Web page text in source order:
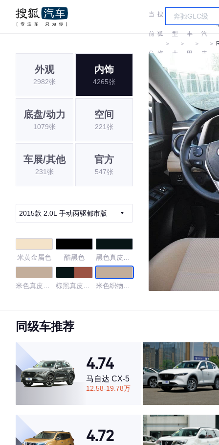
当
前
位
搜
狐
汽
车
＞
车
型
大
全
＞
丰
田
＞
一
汽
丰
田
＞
外观
2982张
内饰
4265张
底盘/动力
1079张
空间
221张
车展/其他
231张
官方
547张
2015款 2.0L 手动两驱都市版
米黄金属色 酷黑色
黑色真皮
(2.5L)
米色真皮
棕黑真皮
米色织物
4.72
·外观表现较为优秀，优于53%同级车
·内饰表现一般，低于77%同级车
·空间表现较为优秀，优于84%同级车
同级车推荐
4.74
马自达 CX-5
12.58-19.78万
4.72